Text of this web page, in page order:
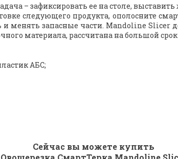
– зафиксировать ее на столе,
следующего продукта, ополосните
менять запасные части. Mandoline Slicer
материала, рассчитана на большой
АБС;
Сейчас вы можете купить